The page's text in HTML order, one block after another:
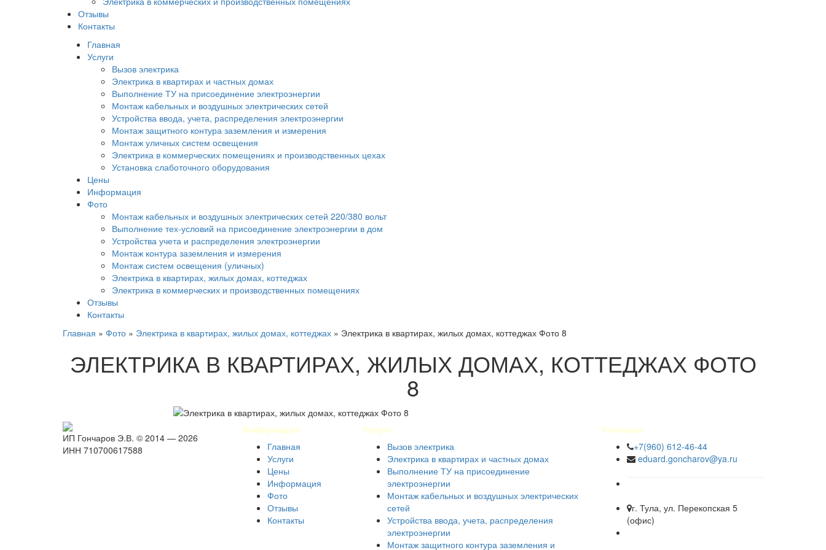
Отзывы
Контакты
Главная
Услуги
Вызов электрика
Электрика в квартирах и частных домах
Выполнение ТУ на присоединение электроэнергии
Монтаж кабельных и воздушных электрических сетей
Устройства ввода, учета, распределения электроэнергии
Монтаж защитного контура заземления и измерения
Монтаж уличных систем освещения
Электрика в коммерческих помещениях и производственных цехах
Установка слаботочного оборудования
Цены
Информация
Фото
Монтаж кабельных и воздушных электрических сетей 220/380 вольт
Выполнение тех-условий на присоединение электроэнергии в дом
Устройства учета и распределения электроэнергии
Монтаж контура заземления и измерения
Монтаж систем освещения (уличных)
Электрика в квартирах, жилых домах, коттеджах
Электрика в коммерческих и производственных помещениях
Отзывы
Контакты
Главная » Фото » Электрика в квартирах, жилых домах, коттеджах » Электрика в квартирах, жилых домах, коттеджах Фото 8
ЭЛЕКТРИКА В КВАРТИРАХ, ЖИЛЫХ ДОМАХ, КОТТЕДЖАХ ФОТО
8
ИП Гончаров Э.В. © 2014 — 2026
ИНН 710700617588
Информация
Главная
Услуги
Цены
Информация
Фото
Отзывы
Контакты
Услуги
Вызов электрика
Электрика в квартирах и частных домах
Выполнение ТУ на присоединение
электроэнергии
Монтаж кабельных и воздушных электрических
сетей
Устройства ввода, учета, распределения
электроэнергии
Монтаж защитного контура заземления и
Контакты
+7(960) 612-46-44
eduard.goncharov@ya.ru
г. Тула, ул. Перекопская 5
(офис)